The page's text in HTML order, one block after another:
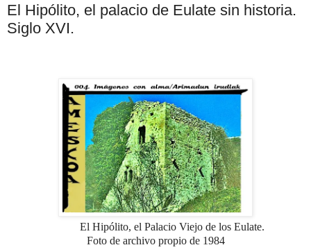
El Hipólito, el palacio de Eulate sin historia.
Siglo XVI.
El Hipólito, el Palacio Viejo de los Eulate.
Foto de archivo propio de 1984